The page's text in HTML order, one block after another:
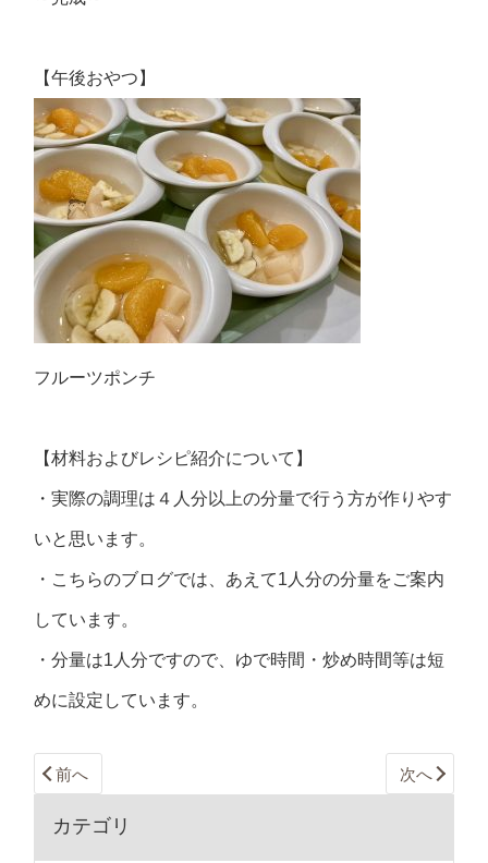
【午後おやつ】
フルーツポンチ
【材料およびレシピ紹介について】
・実際の調理は４人分以上の分量で行う方が作りやす
いと思います。
・こちらのブログでは、あえて1人分の分量をご案内
しています。
・分量は1人分ですので、ゆで時間・炒め時間等は短
めに設定しています。
前へ 次へ
カテゴリ